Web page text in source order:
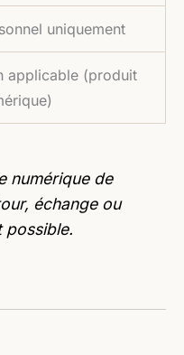
uniquement
applicable (produit
numérique de
échange ou
possible.